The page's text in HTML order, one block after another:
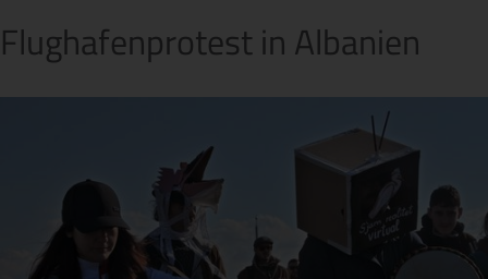
Flughafenprotest in Albanien